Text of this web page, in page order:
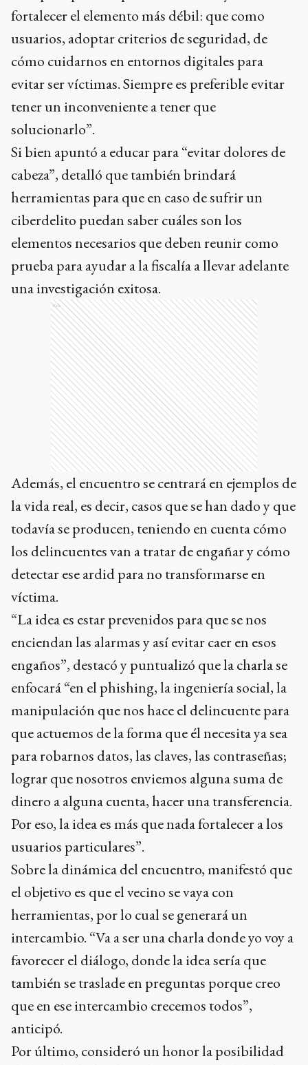
fortalecer el elemento más débil: que como
usuarios, adoptar criterios de seguridad, de
cómo cuidarnos en entornos digitales para
evitar ser víctimas. Siempre es preferible evitar
tener un inconveniente a tener que
solucionarlo”.
Si bien apuntó a educar para “evitar dolores de
cabeza”, detalló que también brindará
herramientas para que en caso de sufrir un
ciberdelito puedan saber cuáles son los
elementos necesarios que deben reunir como
prueba para ayudar a la fiscalía a llevar adelante
una investigación exitosa.
Ads
Además, el encuentro se centrará en ejemplos de
la vida real, es decir, casos que se han dado y que
todavía se producen, teniendo en cuenta cómo
los delincuentes van a tratar de engañar y cómo
detectar ese ardid para no transformarse en
víctima.
“La idea es estar prevenidos para que se nos
enciendan las alarmas y así evitar caer en esos
engaños”, destacó y puntualizó que la charla se
enfocará “en el phishing, la ingeniería social, la
manipulación que nos hace el delincuente para
que actuemos de la forma que él necesita ya sea
para robarnos datos, las claves, las contraseñas;
lograr que nosotros enviemos alguna suma de
dinero a alguna cuenta, hacer una transferencia.
Por eso, la idea es más que nada fortalecer a los
usuarios particulares”.
Sobre la dinámica del encuentro, manifestó que
el objetivo es que el vecino se vaya con
herramientas, por lo cual se generará un
intercambio. “Va a ser una charla donde yo voy a
favorecer el diálogo, donde la idea sería que
también se traslade en preguntas porque creo
que en ese intercambio crecemos todos”,
anticipó.
Por último, consideró un honor la posibilidad